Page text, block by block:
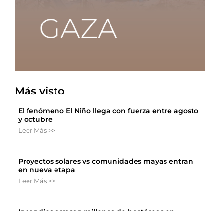
Más visto
El fenómeno El Niño llega con fuerza entre agosto
y octubre
Leer Más >>
Proyectos solares vs comunidades mayas entran
en nueva etapa
Leer Más >>